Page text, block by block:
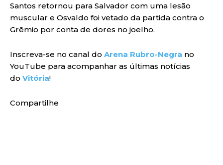
Santos retornou para Salvador com uma lesão
muscular e Osvaldo foi vetado da partida contra o
Grêmio por conta de dores no joelho.
Inscreva-se no canal do Arena Rubro-Negra no
YouTube para acompanhar as últimas notícias
do Vitória!
Compartilhe